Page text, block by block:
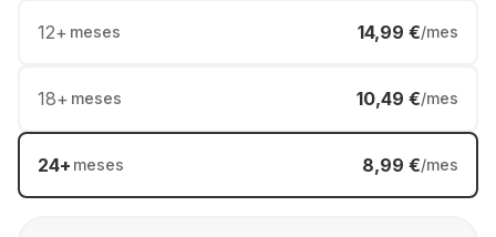
12+ meses 14,99 €/mes
18+ meses 10,49 €/mes
24+ meses 8,99 €/mes